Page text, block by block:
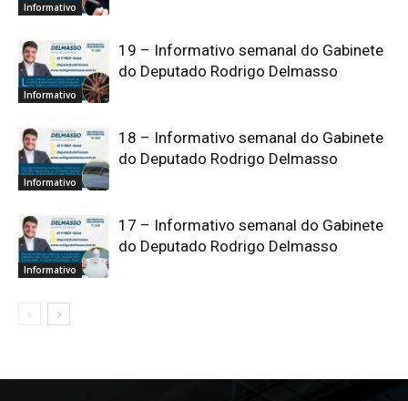
Informativo
Informativo
19 – Informativo semanal do Gabinete
do Deputado Rodrigo Delmasso
Informativo
18 – Informativo semanal do Gabinete
do Deputado Rodrigo Delmasso
Informativo
17 – Informativo semanal do Gabinete
do Deputado Rodrigo Delmasso